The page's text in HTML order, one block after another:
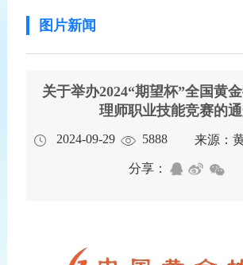
图片新闻
关于举办2024“期望杯”全国黄
理师职业技能竞赛的
2024-09-29 5888 来源：
分享：